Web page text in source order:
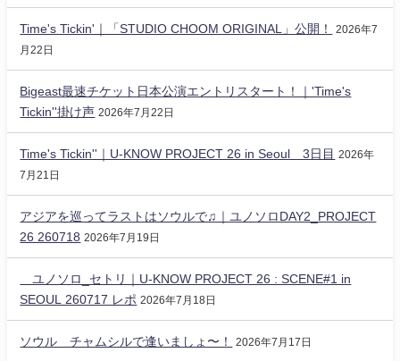
Time's Tickin'｜「STUDIO CHOOM ORIGINAL」公開！
2026年7
月22日
Bigeast最速チケット日本公演エントリスタート！｜'Time's
Tickin''掛け声 2026年7月22日
Time's Tickin''｜U-KNOW PROJECT 26 in Seoul 3日目
2026年
7月21日
アジアを巡ってラストはソウルで♫｜ユノソロDAY2_PROJECT
26 260718 2026年7月19日
ユノソロ_セトリ｜U-KNOW PROJECT 26 : SCENE#1 in
SEOUL 260717 レポ 2026年7月18日
ソウル チャムシルで逢いましょ〜！ 2026年7月17日